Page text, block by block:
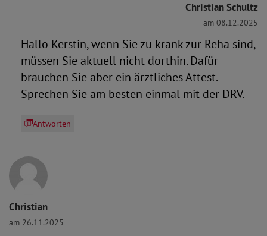
Christian Schultz
am 08.12.2025
Hallo Kerstin, wenn Sie zu krank zur Reha sind,
müssen Sie aktuell nicht dorthin. Dafür
brauchen Sie aber ein ärztliches Attest.
Sprechen Sie am besten einmal mit der DRV.
Antworten
Christian
am 26.11.2025